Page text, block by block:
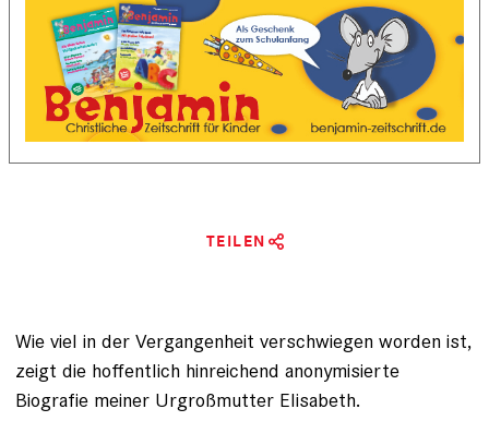
TEILEN
Wie viel in der Vergangenheit verschwiegen worden ist,
zeigt die hoffentlich hinreichend anonymisierte
Biografie meiner Urgroßmutter Elisabeth.